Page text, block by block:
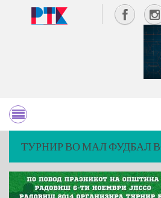
ТУРНИР ВО МАЛ ФУДБАЛ